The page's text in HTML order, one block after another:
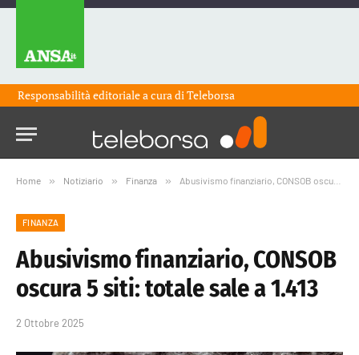
Responsabilità editoriale a cura diTeleborsa
Home » Notiziario » Finanza » Abusivismo finanziario, CONSOB oscura 5 siti: totale sale a 1.413
FINANZA
Abusivismo finanziario, CONSOB
oscura 5 siti: totale sale a 1.413
2 Ottobre 2025